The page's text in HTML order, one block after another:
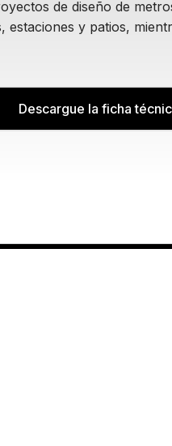
de diseño de
y patios,
Descargue la ficha